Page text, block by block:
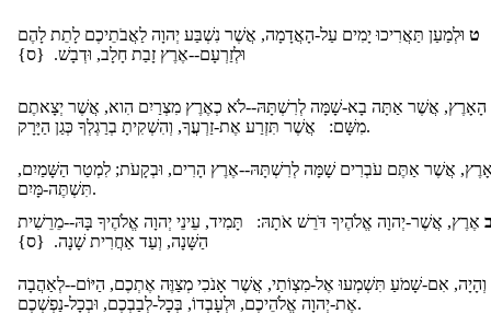
ט וּלְמַעַן תַּאֲרִיכוּ יָמִים עַל-הָאֲדָמָה, אֲשֶׁר נִשְׁבַּע יְהוָה לַאֲבֹתֵיכֶם לָתֵת לָהֶם
וּלְזַרְעָם--אֶרֶץ זָבַת חָלָב, וּדְבָשׁ. {ס}
הָאָרֶץ, אֲשֶׁר אַתָּה בָא-שָׁמָּה לְרִשְׁתָּהּ--לֹא כְאֶרֶץ מִצְרַיִם הִוא, אֲשֶׁר יְצָאתֶם
מִשָּׁם: אֲשֶׁר תִּזְרַע אֶת-זַרְעֲךָ, וְהִשְׁקִיתָ בְרַגְלְךָ כְּגַן הַיָּרָק.
אֲשֶׁר אַתֶּם עֹבְרִים שָׁמָּה לְרִשְׁתָּהּ--אֶרֶץ הָרִים, וּבְקָעֹת; לִמְטַר הַשָּׁמַיִם,
תִּשְׁתֶּה-מָּיִם.
אֶרֶץ, אֲשֶׁר-יְהוָה אֱלֹהֶיךָ דֹּרֵשׁ אֹתָהּ: תָּמִיד, עֵינֵי יְהוָה אֱלֹהֶיךָ בָּהּ--מֵרֵשִׁית
הַשָּׁנָה, וְעַד אַחֲרִית שָׁנָה. {ס}
וְהָיָה, אִם-שָׁמֹעַ תִּשְׁמְעוּ אֶל-מִצְו‍ֹתַי, אֲשֶׁר אָנֹכִי מְצַוֶּה אֶתְכֶם, הַיּוֹם--לְאַהֲבָה
אֶת-יְהוָה אֱלֹהֵיכֶם, וּלְעָבְדוֹ, בְּכָל-לְבַבְכֶם, וּבְכָל-נַפְשְׁכֶם.